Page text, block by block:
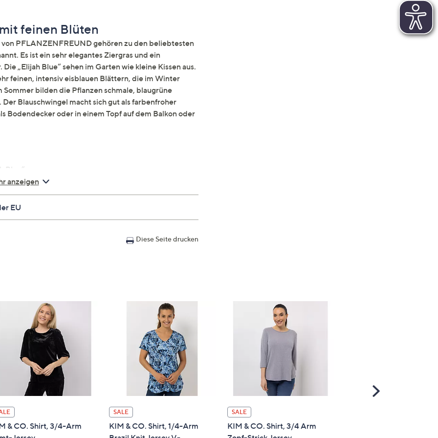
feinen Blüten
von PFLANZENFREUND gehören zu den beliebtesten
Es ist ein sehr elegantes Ziergras und ein
„Elijah Blue“ sehen im Garten wie kleine Kissen aus.
feinen, intensiv eisblauen Blättern, die im Winter
bilden die Pflanzen schmale, blaugrüne
Blauschwingel macht sich gut als farbenfroher
Bodendecker oder in einem Topf auf dem Balkon oder
Blue“
gut durchlässigen Boden
im Jahr die alten Blätter zu entfernen
anzeigen
EU
Diese Seite drucken
& CO. Shirt, 3/4-Arm
SALE
KIM & CO. Shirt, 1/4-Arm
SALE
KIM & CO. Shirt, 3/4 Arm
Scroll